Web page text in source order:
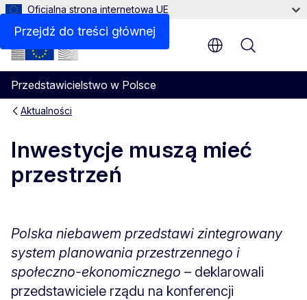
Przejdź do treści głównej
Oficjalna strona internetowa UE
Przedstawicielstwo w Polsce
Menu
Aktualności
Inwestycje muszą mieć
przestrzeń
Polska niebawem przedstawi zintegrowany
system planowania przestrzennego i
społeczno-ekonomicznego – deklarowali
przedstawiciele rządu na konferencji